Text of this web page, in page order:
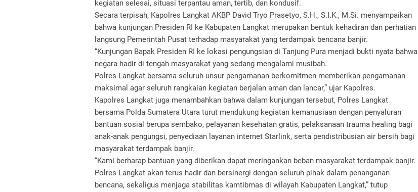
kegiatan selesai, situasi terpantau aman, tertib, dan kondusif.
Secara terpisah, Kapolres Langkat AKBP David Tryo Prasetyo, S.H., S.I.K., M.Si. menyampaikan
bahwa kunjungan Presiden RI ke Kabupaten Langkat merupakan bentuk kehadiran dan perhatian
langsung Pemerintah Pusat terhadap masyarakat yang terdampak bencana banjir.
“Kunjungan Bapak Presiden RI ke lokasi pengungsian di Tanjung Pura menjadi bukti nyata bahwa
negara hadir di tengah masyarakat yang sedang mengalami musibah.
Polres Langkat bersama seluruh unsur pengamanan berkomitmen memberikan pengamanan
maksimal agar seluruh rangkaian kegiatan berjalan aman dan lancar,” ujar Kapolres.
Kapolres Langkat juga menambahkan bahwa dalam kunjungan tersebut, Polres Langkat
bersama Polda Sumatera Utara turut mendukung kegiatan kemanusiaan dengan penyaluran
bantuan sosial berupa sembako, pelayanan kesehatan gratis, pelaksanaan trauma healing bagi
anak-anak pengungsi, penyediaan layanan internet Starlink, serta pendistribusian air bersih bagi
masyarakat terdampak banjir.
“Kami berharap bantuan yang diberikan dapat meringankan beban masyarakat terdampak banjir.
Polres Langkat akan terus hadir dan bersinergi dengan seluruh pihak dalam penanganan
bencana, sekaligus menjaga stabilitas kamtibmas di wilayah Kabupaten Langkat,” tutup